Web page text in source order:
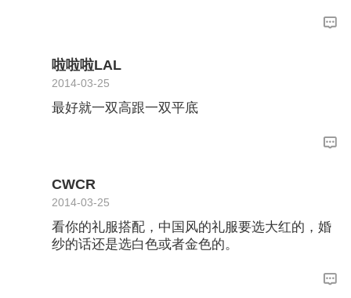
啦啦啦LAL
2014-03-25
最好就一双高跟一双平底
CWCR
2014-03-25
看你的礼服搭配，中国风的礼服要选大红的，婚
纱的话还是选白色或者金色的。